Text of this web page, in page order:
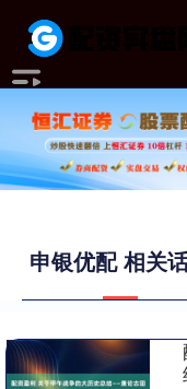
申银优配 相关